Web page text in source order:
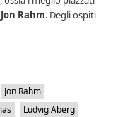
Jon Rahm. Degli ospiti
Jon Rahm
Ludvig Aberg